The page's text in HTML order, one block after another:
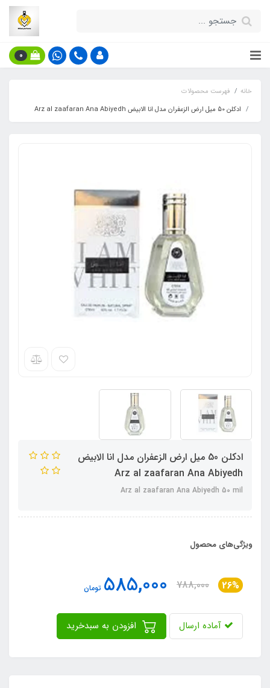
0
خانه
فهرست محصولات
ادکلن 50 میل ارض الزعفران مدل انا الابیض Arz al zaafaran Ana Abiyedh
ادکلن 50 میل ارض الزعفران مدل انا الابیض
Arz al zaafaran Ana Abiyedh
Arz al zaafaran Ana Abiyedh 50 mil
ویژگی‌های محصول
26%
788,000
585,000 تومان
آماده ارسال